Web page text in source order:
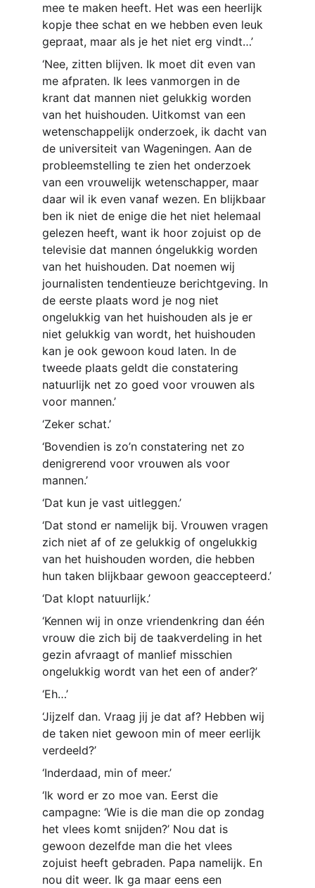
mee te maken heeft. Het was een heerlijk
kopje thee schat en we hebben even leuk
gepraat, maar als je het niet erg vindt…’
‘Nee, zitten blijven. Ik moet dit even van
me afpraten. Ik lees vanmorgen in de
krant dat mannen niet gelukkig worden
van het huishouden. Uitkomst van een
wetenschappelijk onderzoek, ik dacht van
de universiteit van Wageningen. Aan de
probleemstelling te zien het onderzoek
van een vrouwelijk wetenschapper, maar
daar wil ik even vanaf wezen. En blijkbaar
ben ik niet de enige die het niet helemaal
gelezen heeft, want ik hoor zojuist op de
televisie dat mannen óngelukkig worden
van het huishouden. Dat noemen wij
journalisten tendentieuze berichtgeving. In
de eerste plaats word je nog niet
ongelukkig van het huishouden als je er
niet gelukkig van wordt, het huishouden
kan je ook gewoon koud laten. In de
tweede plaats geldt die constatering
natuurlijk net zo goed voor vrouwen als
voor mannen.’
‘Zeker schat.’
‘Bovendien is zo’n constatering net zo
denigrerend voor vrouwen als voor
mannen.’
‘Dat kun je vast uitleggen.’
‘Dat stond er namelijk bij. Vrouwen vragen
zich niet af of ze gelukkig of ongelukkig
van het huishouden worden, die hebben
hun taken blijkbaar gewoon geaccepteerd.’
‘Dat klopt natuurlijk.’
‘Kennen wij in onze vriendenkring dan één
vrouw die zich bij de taakverdeling in het
gezin afvraagt of manlief misschien
ongelukkig wordt van het een of ander?’
‘Eh…’
‘Jijzelf dan. Vraag jij je dat af? Hebben wij
de taken niet gewoon min of meer eerlijk
verdeeld?’
‘Inderdaad, min of meer.’
‘Ik word er zo moe van. Eerst die
campagne: ‘Wie is die man die op zondag
het vlees komt snijden?’ Nou dat is
gewoon dezelfde man die het vlees
zojuist heeft gebraden. Papa namelijk. En
nou dit weer. Ik ga maar eens een